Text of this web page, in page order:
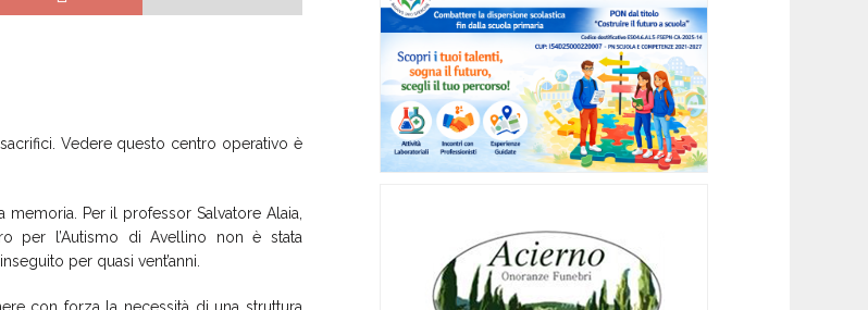
Vedere questo centro operativo è
Per il professor Salvatore Alaia,
per l’Autismo di Avellino non è stata
per quasi vent’anni.
con forza la necessità di una struttura